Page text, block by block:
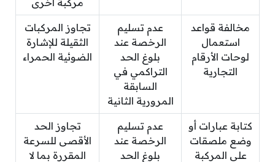
مخالفة قواعد
استعمال
لوحات الأرقام
التجارية
عدم تسليم
الرخصة عند
بلوغ الحد
التراكمي في
السابقة
المرورية الثانية
تجاوز المركبات
الثقيلة للإشارة
الضوئية الحمراء
كتابة عبارات أو
وضع ملصقات
على المركبة
عدم تسليم
الرخصة عند
بلوغ الحد
تجاوز الحد
الأقصى للسرعة
المقررة بما لا